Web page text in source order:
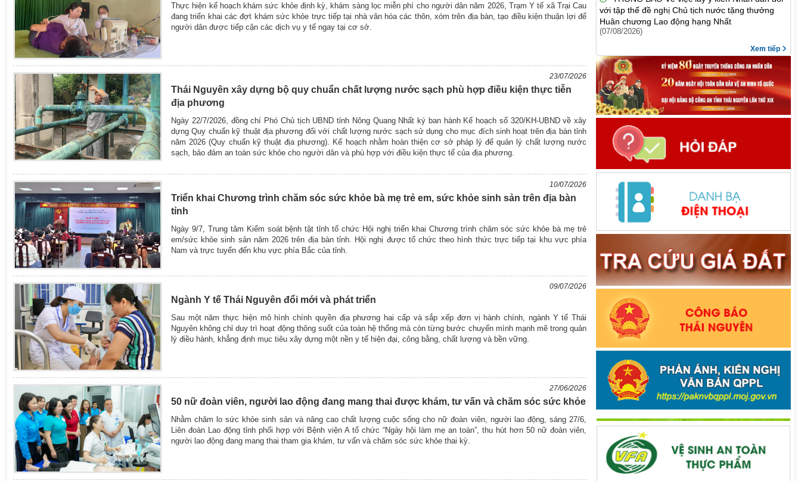
Thực hiện kế hoạch khám sức khỏe định kỳ, khám sàng lọc miễn phí cho người dân năm 2026, Trạm Y tế xã Trại Cau
đang triển khai các đợt khám sức khỏe trực tiếp tại nhà văn hóa các thôn, xóm trên địa bàn, tạo điều kiện thuận lợi để
người dân được tiếp cận các dịch vụ y tế ngay tại cơ sở.
23/07/2026
Thái Nguyên xây dựng bộ quy chuẩn chất lượng nước sạch phù hợp điều kiện thực tiễn
địa phương
Ngày 22/7/2026, đồng chí Phó Chủ tịch UBND tỉnh Nông Quang Nhất ký ban hành Kế hoạch số 320/KH-UBND về xây
dựng Quy chuẩn kỹ thuật địa phương đối với chất lượng nước sạch sử dụng cho mục đích sinh hoạt trên địa bàn tỉnh
năm 2026 (Quy chuẩn kỹ thuật địa phương). Kế hoạch nhằm hoàn thiện cơ sở pháp lý để quản lý chất lượng nước
sạch, bảo đảm an toàn sức khỏe cho người dân và phù hợp với điều kiện thực tế của địa phương.
10/07/2026
Triển khai Chương trình chăm sóc sức khỏe bà mẹ trẻ em, sức khỏe sinh sản trên địa bàn
tỉnh
Ngày 9/7, Trung tâm Kiểm soát bệnh tật tỉnh tổ chức Hội nghị triển khai Chương trình chăm sóc sức khỏe bà mẹ trẻ
em/sức khỏe sinh sản năm 2026 trên địa bàn tỉnh. Hội nghị được tổ chức theo hình thức trực tiếp tại khu vực phía
Nam và trực tuyến đến khu vực phía Bắc của tỉnh.
09/07/2026
Ngành Y tế Thái Nguyên đổi mới và phát triển
Sau một năm thực hiện mô hình chính quyền địa phương hai cấp và sắp xếp đơn vị hành chính, ngành Y tế Thái
Nguyên không chỉ duy trì hoạt động thông suốt của toàn hệ thống mà còn từng bước chuyển mình mạnh mẽ trong quản
lý điều hành, khẳng định mục tiêu xây dựng một nền y tế hiện đại, công bằng, chất lượng và bền vững.
27/06/2026
50 nữ đoàn viên, người lao động đang mang thai được khám, tư vấn và chăm sóc sức khỏe
Nhằm chăm lo sức khỏe sinh sản và nâng cao chất lượng cuộc sống cho nữ đoàn viên, người lao động, sáng 27/6,
Liên đoàn Lao động tỉnh phối hợp với Bệnh viện A tổ chức “Ngày hội làm mẹ an toàn”, thu hút hơn 50 nữ đoàn viên,
người lao động đang mang thai tham gia khám, tư vấn và chăm sóc sức khỏe thai kỳ.
với tập thể đề nghị Chủ tịch nước tặng thưởng
Huân chương Lao động hạng Nhất
(07/08/2026)
Xem tiếp